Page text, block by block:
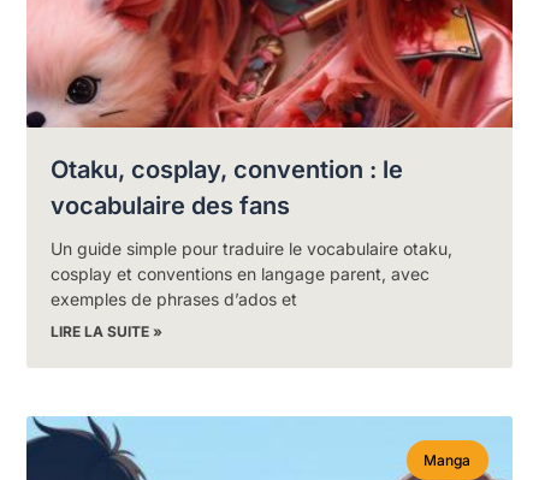
Otaku, cosplay, convention : le
vocabulaire des fans
Un guide simple pour traduire le vocabulaire otaku,
cosplay et conventions en langage parent, avec
exemples de phrases d’ados et
LIRE LA SUITE »
Manga